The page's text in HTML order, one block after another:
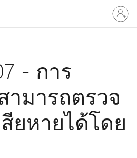
ลงชื่อ
เข้า
บัญชี
- การ
ามารถตรวจ
ยหายได้โดย